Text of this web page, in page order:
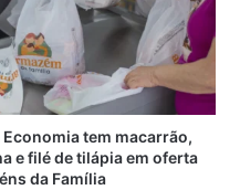
i
n
Economia tem macarrão,
e filé de tilápia em oferta
da Família